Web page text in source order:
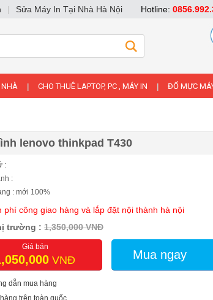
NHÀ CHO THUÊ LAPTOP, PC , MÁY IN ĐỔ MỰC
lenovo thinkpad T430
:
:
: mới 100%
phí công giao hàng và lắp đặt nội thành hà nội
trường : 1,350,000 VNĐ
Giá bán
VNĐ Mua ngay
dẫn mua hàng
trên toàn quốc
| Sửa Máy In Tại Nhà Hà Nội Hotline: